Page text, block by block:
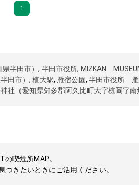
1
半田市） , 半田市役所, MIZKAN
田市） , 植大駅, 雁宿公園, 半田市役所 雁
社（愛知県知多郡阿久比町大字椋岡字南
喫煙所MAP。
きたいときにご活用ください。